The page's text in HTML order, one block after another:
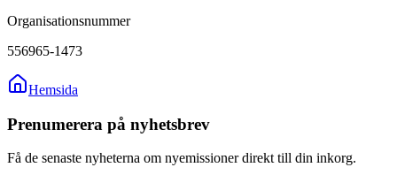
Organisationsnummer
556965-1473
Hemsida
Prenumerera på nyhetsbrev
Få de senaste nyheterna om nyemissioner direkt till din inkorg.